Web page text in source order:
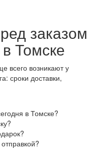
заказом
Томске
всего возникают у
сроки доставки,
в Томске?